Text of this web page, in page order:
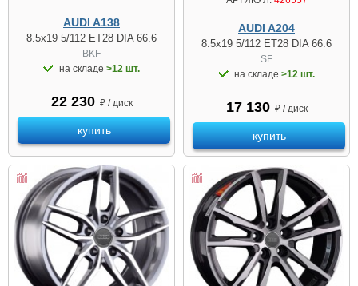
AUDI A138
8.5x19 5/112 ET28 DIA 66.6
BKF
на складе >12 шт.
22 230 ₽ / диск
купить
AUDI A204
8.5x19 5/112 ET28 DIA 66.6
SF
на складе >12 шт.
17 130 ₽ / диск
купить